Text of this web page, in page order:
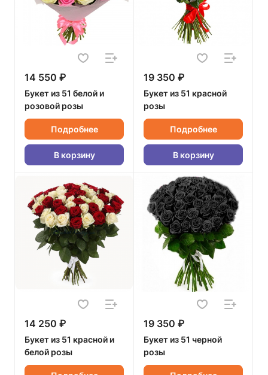
14 550 ₽
Букет из 51 белой и
розовой розы
Подробнее
В корзину
19 350 ₽
Букет из 51 красной
розы
Подробнее
В корзину
14 250 ₽
Букет из 51 красной и
белой розы
19 350 ₽
Букет из 51 черной
розы